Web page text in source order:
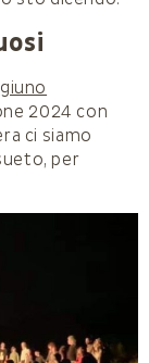
2024 con
ci siamo
per